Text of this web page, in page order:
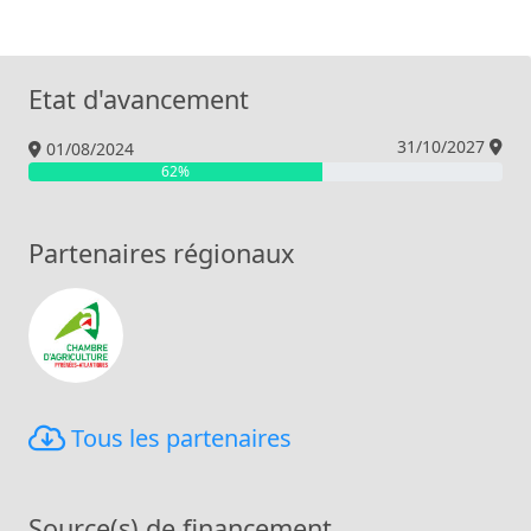
Etat d'avancement
01/08/2024 31/10/2027
62%
Partenaires régionaux
Tous les partenaires